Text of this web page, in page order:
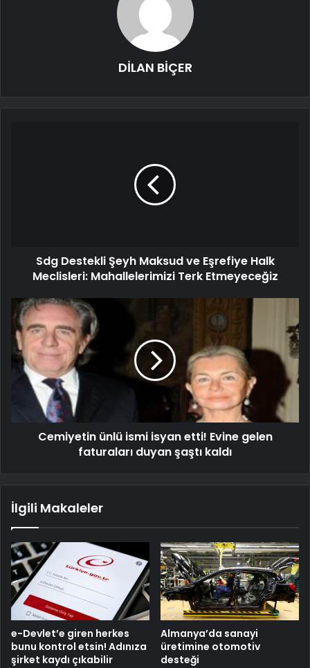
DİLAN BİÇER
Sdg Destekli Şeyh Maksud ve Eşrefiye Halk
Meclisleri: Mahallelerimizi Terk Etmeyeceğiz
Cemiyetin ünlü ismi isyan etti! Evine gelen
faturaları duyan şaştı kaldı
İlgili Makaleler
e-Devlet’e giren herkes
bunu kontrol etsin! Adınıza
şirket kaydı çıkabilir
Almanya’da sanayi
üretimine otomotiv
desteği